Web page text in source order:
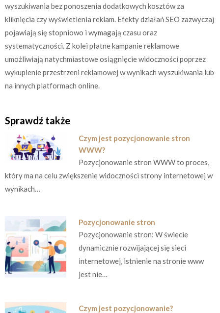
wyszukiwania bez ponoszenia dodatkowych kosztów za
kliknięcia czy wyświetlenia reklam. Efekty działań SEO zazwyczaj
pojawiają się stopniowo i wymagają czasu oraz
systematyczności. Z kolei płatne kampanie reklamowe
umożliwiają natychmiastowe osiągnięcie widoczności poprzez
wykupienie przestrzeni reklamowej w wynikach wyszukiwania lub
na innych platformach online.
Sprawdź także
Czym jest pozycjonowanie stron
WWW?
Pozycjonowanie stron WWW to proces,
który ma na celu zwiększenie widoczności strony internetowej w
wynikach…
Pozycjonowanie stron
Pozycjonowanie stron: W świecie
dynamicznie rozwijającej się sieci
internetowej, istnienie na stronie www
jest nie…
Czym jest pozycjonowanie?